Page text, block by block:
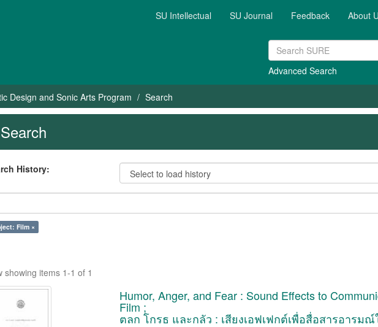
SU Intellectual SU Journal Feedback About
Advanced Search
Design and Sonic Arts Program Search
Search
History:
Film ×
showing items 1-1 of 1
Humor, Anger, and Fear : Sound Effects to
Film ;
ตลก โกรธ และกลัว : เสียงเอฟเฟกต์เพื่อสื่อสารอารม